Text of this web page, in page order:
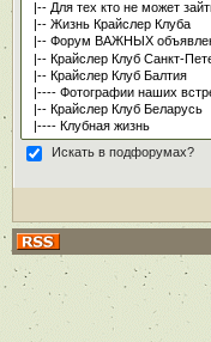
Искать в подфорумах?